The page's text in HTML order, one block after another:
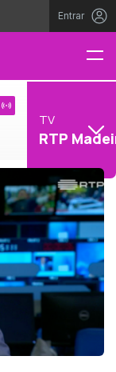
Entrar
TV
RTP